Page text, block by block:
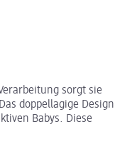
sorgt sie
doppellagige Design
Babys. Diese